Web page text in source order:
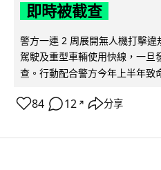
即時被截查
警方一連 2 周展開無人機打擊
駕駛及重型車輛使用快線，一旦
查。行動配合警方今年上半年致
84 12 ↗ 分享